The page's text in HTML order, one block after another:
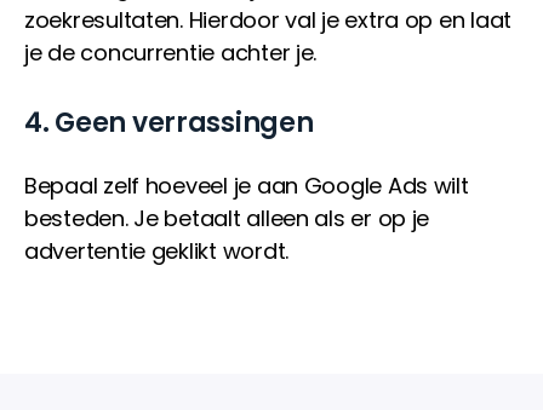
zoekresultaten. Hierdoor val je extra op en laat
je de concurrentie achter je.
4. Geen verrassingen
Bepaal zelf hoeveel je aan Google Ads wilt
besteden. Je betaalt alleen als er op je
advertentie geklikt wordt.